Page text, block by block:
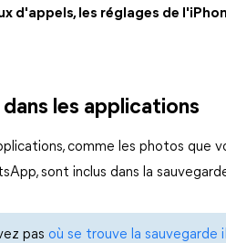
d'appels, les réglages de
les applications
comme les photos que
sont inclus dans la
pas où se trouve la sauvegarde